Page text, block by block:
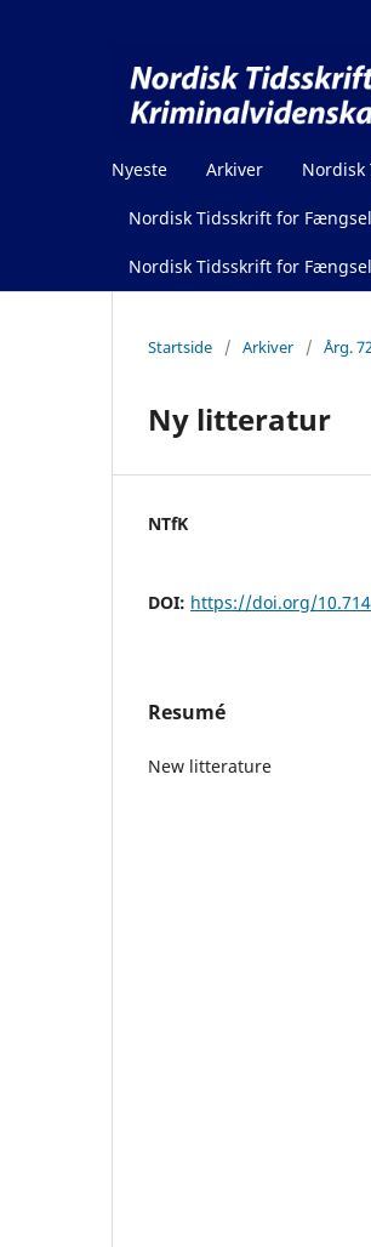
Nyeste Arkiver Nordisk
Nordisk Tidsskrift for
Nordisk Tidsskrift for
Startside / Arkiver / Årg.
Ny litteratur
NTfK
DOI: https://doi.org/
Resumé
New litterature